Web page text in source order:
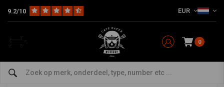
9.2/10 EUR
0
The Rider Helm & Headwear mesh cap Blocks
bekijk alles van Rusty Butcher
mesh cap Blocks